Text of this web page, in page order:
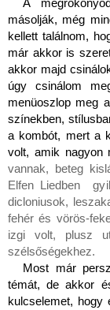
A
másolják, még
kellett találnom,
már akkor is
akkor majd
úgy csinálom
menüoszlop meg
színekben,
a kombót, mert a
volt, amik nagyon
vannak, beteg
Elfen Liedben
dicloniusok,
fehér és vörös-
izgi volt, plusz
szélsőségekhez.
Most már
témát, de akkor
kulcselemet, hogy